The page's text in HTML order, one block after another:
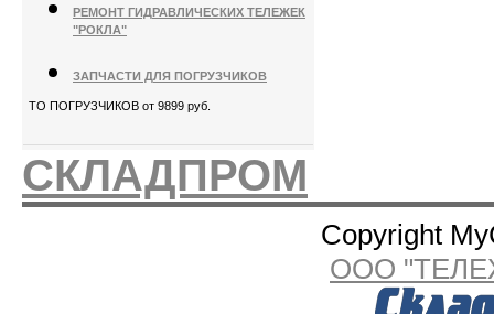
РЕМОНТ ГИДРАВЛИЧЕСКИХ ТЕЛЕЖЕК
"РОКЛА"
ЗАПЧАСТИ ДЛЯ ПОГРУЗЧИКОВ
ТО ПОГРУЗЧИКОВ от 9899 руб.
СКЛАДПРОМ
Copyright
ООО